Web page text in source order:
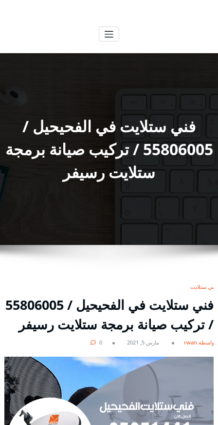
فني ستلايت في الفحيحيل /
55806005 / تركيب صيانة برمجة
ستلايت رسيفر
فني ستلايت
فني ستلايت في الفحيحيل / 55806005
/ تركيب صيانة برمجة ستلايت رسيفر
بواسطة rwan مارس 5, 2021 0